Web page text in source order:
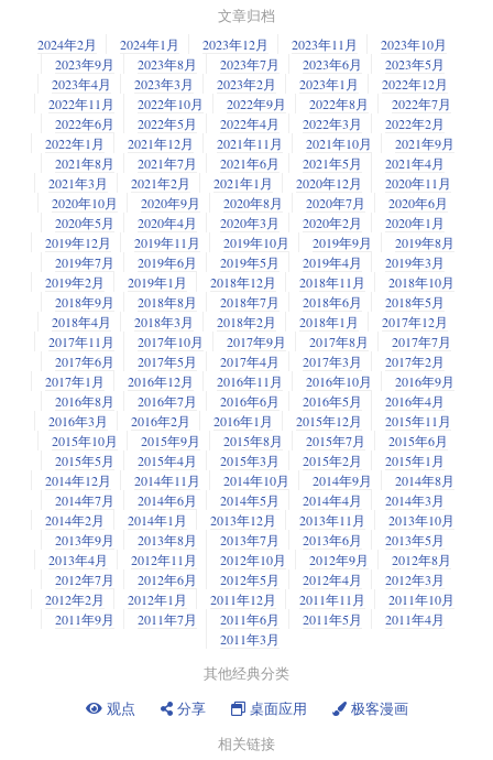
文章归档
2024年2月 2024年1月 2023年12月 2023年11月
2023年10月
2023年9月
2023年8月 2023年7月 2023年6月
2023年5月
2023年4月
2023年3月 2023年2月 2023年1月
2022年12月
2022年11月
2022年10月 2022年9月 2022年8月
2022年7月
2022年6月
2022年5月 2022年4月 2022年3月
2022年2月
2022年1月
2021年12月 2021年11月 2021年10月
2021年9月
2021年8月
2021年7月 2021年6月 2021年5月
2021年4月
2021年3月
2021年2月 2021年1月 2020年12月
2020年11月
2020年10月
2020年9月 2020年8月 2020年7月
2020年6月
2020年5月
2020年4月 2020年3月 2020年2月
2020年1月
2019年12月
2019年11月 2019年10月 2019年9月
2019年8月
2019年7月
2019年6月 2019年5月 2019年4月
2019年3月
2019年2月
2019年1月 2018年12月 2018年11月
2018年10月
2018年9月
2018年8月 2018年7月 2018年6月
2018年5月
2018年4月
2018年3月 2018年2月 2018年1月
2017年12月
2017年11月
2017年10月 2017年9月 2017年8月
2017年7月
2017年6月
2017年5月 2017年4月 2017年3月
2017年2月
2017年1月
2016年12月 2016年11月 2016年10月
2016年9月
2016年8月
2016年7月 2016年6月 2016年5月
2016年4月
2016年3月
2016年2月 2016年1月 2015年12月
2015年11月
2015年10月
2015年9月 2015年8月 2015年7月
2015年6月
2015年5月
2015年4月 2015年3月 2015年2月
2015年1月
2014年12月
2014年11月 2014年10月 2014年9月
2014年8月
2014年7月
2014年6月 2014年5月 2014年4月
2014年3月
2014年2月
2014年1月 2013年12月 2013年11月
2013年10月
2013年9月
2013年8月 2013年7月 2013年6月
2013年5月
2013年4月
2012年11月 2012年10月 2012年9月
2012年8月
2012年7月
2012年6月 2012年5月 2012年4月
2012年3月
2012年2月
2012年1月 2011年12月 2011年11月
2011年10月
2011年9月
2011年7月 2011年6月 2011年5月
2011年4月
2011年3月
其他经典分类
观点
分享 桌面应用
极客漫画
相关链接